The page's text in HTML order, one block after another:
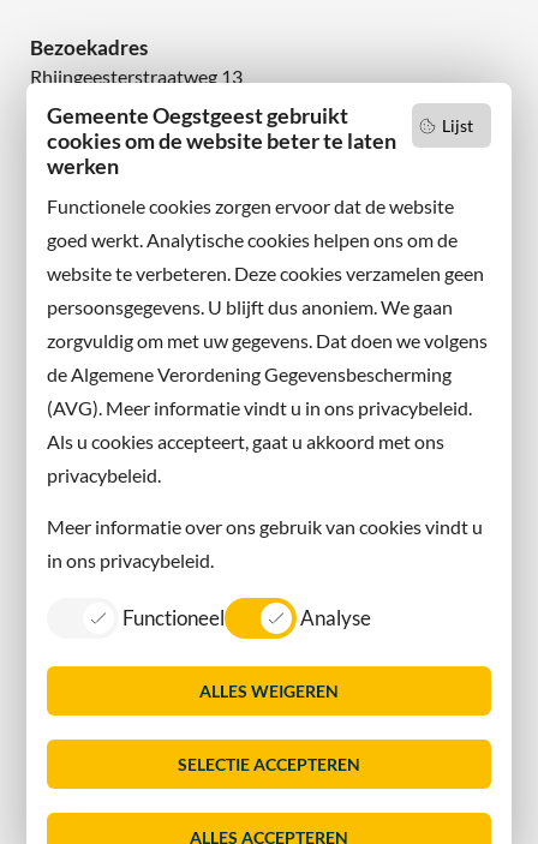
Lijst
Gemeente Oegstgeest gebruikt
cookies om de website beter te laten
werken
Functionele cookies zorgen ervoor dat de website
goed werkt. Analytische cookies helpen ons om de
website te verbeteren. Deze cookies verzamelen geen
persoonsgegevens. U blijft dus anoniem. We gaan
zorgvuldig om met uw gegevens. Dat doen we volgens
de Algemene Verordening Gegevensbescherming
(AVG). Meer informatie vindt u in ons privacybeleid.
Als u cookies accepteert, gaat u akkoord met ons
privacybeleid.
Meer informatie over ons gebruik van cookies vindt u
in ons privacybeleid.
Functioneel Analyse
ALLES WEIGEREN
SELECTIE ACCEPTEREN
ALLES ACCEPTEREN
Bezoekadres
Rhijngeesterstraatweg 13
2342 AN Oegstgeest
Wilt u niets missen?
en volg ons ook op sociale media.
Facebook
X
Instagram
Contact met de gemeente
Contact
Information in English
Sitemap
Toegankelijkheid
Servicenormen
Dorpsmarketing Oegstgeest